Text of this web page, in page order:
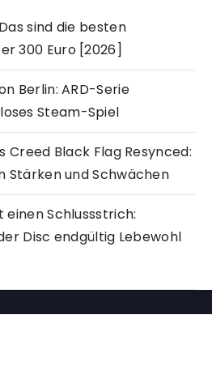
sind die besten
300 Euro [2026]
Berlin: ARD-Serie
Steam-Spiel
Creed Black Flag Resynced:
Stärken und Schwächen
einen Schlussstrich:
Disc endgültig Lebewohl